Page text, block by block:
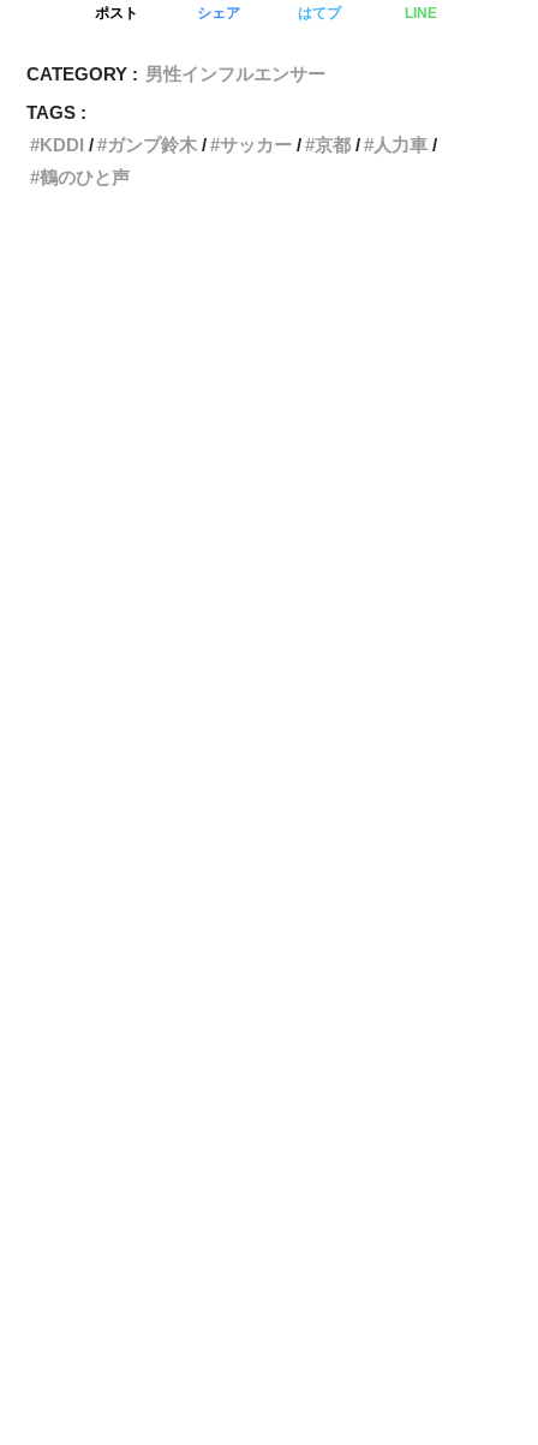
ポスト シェア はてブ LINE
CATEGORY : 男性インフルエンサー
TAGS :
KDDI
ガンプ鈴木 サッカー 京都
人力車
鶴のひと声